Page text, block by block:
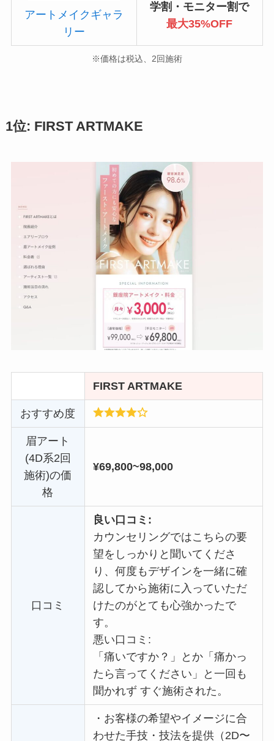
アートメイクギャラ
リー
学割・モニター割で
最大35%OFF
※価格は税込、2回施術
1位: FIRST ARTMAKE
FIRST ARTMAKE
おすすめ度
眉アート
(4D系2回
施術)の価
格
¥69,800~98,000
口コミ
良い口コミ:
カウンセリングではこちらの要
望をしっかりと聞いてくださ
り、何度もデザインを一緒に確
認してから施術に入っていただ
けたのがとても心強かったで
す。
悪い口コミ:
「痛いですか？」とか「痛かっ
たら言ってください」と一回も
聞かれず すぐ施術された。
・ お客様の希望やイメージに合
わせた手技・技法を提供（2D〜